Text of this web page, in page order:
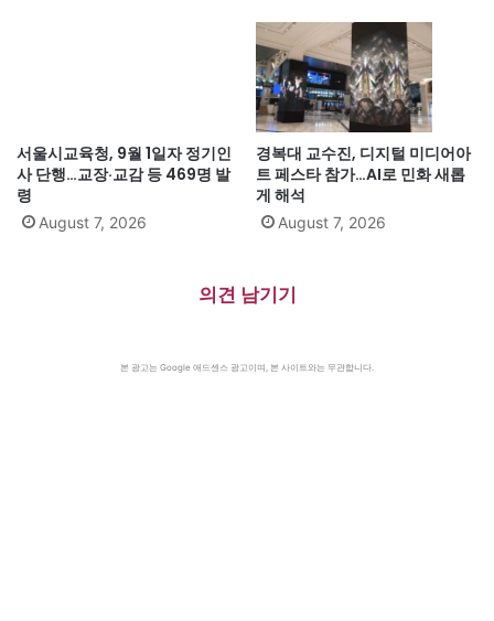
서울시교육청, 9월 1일자 정기인
사 단행…교장·교감 등 469명 발
령
August 7, 2026
경복대 교수진, 디지털 미디어아
트 페스타 참가…AI로 민화 새롭
게 해석
August 7, 2026
의견 남기기
본 광고는 Google 애드센스 광고이며, 본 사이트와는 무관합니다.